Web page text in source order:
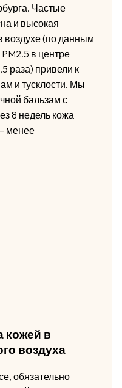
Частые
и высокая
воздухе (по данным
в центре
раза) привели к
и тусклости. Мы
бальзам с
8 недель кожа
менее
кожей в
воздуха
обязательно